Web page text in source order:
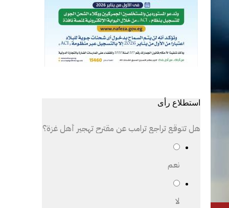
استطلاع رأى
هل تتوقع تراجع ترامب عن مقترح تهجير أهل غزة؟
نعم
لا